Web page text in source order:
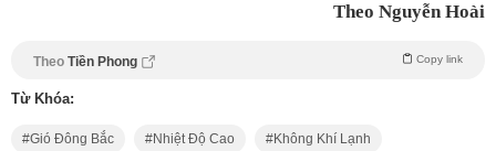
Theo Nguyễn Hoài
Theo Tiền Phong Copy link
Từ Khóa:
Gió Đông Bắc Nhiệt Độ Cao Không Khí Lạnh